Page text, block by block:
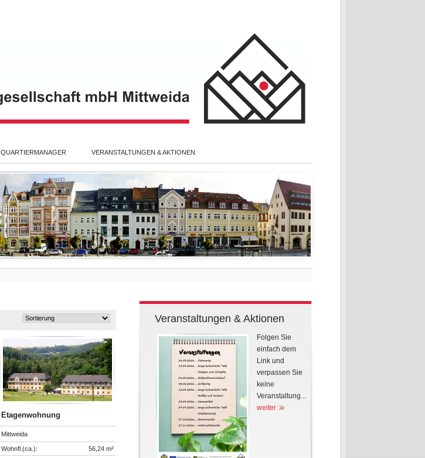
QUARTIERMANAGER VERANSTALTUNGEN & AKTIONEN
Etagenwohnung
Mittweida
Wohnfl.(ca.):
56,24 m²
Veranstaltungen & Aktionen
Folgen Sie
einfach dem
Link und
verpassen Sie
keine
Veranstaltung...
weiter